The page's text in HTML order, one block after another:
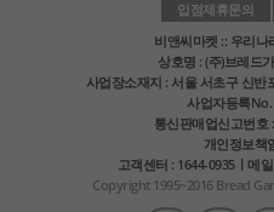
입점제휴문의
비앤씨마켓 :: 우리
상호명 : (주)브레드
사업장소재지 : 서울 서초구 신반
사업자등록No.
통신판매업신고번호
개인정보책
고객센터 : 1644-0935ㅣ메
Copyright 1995~2016 Bread